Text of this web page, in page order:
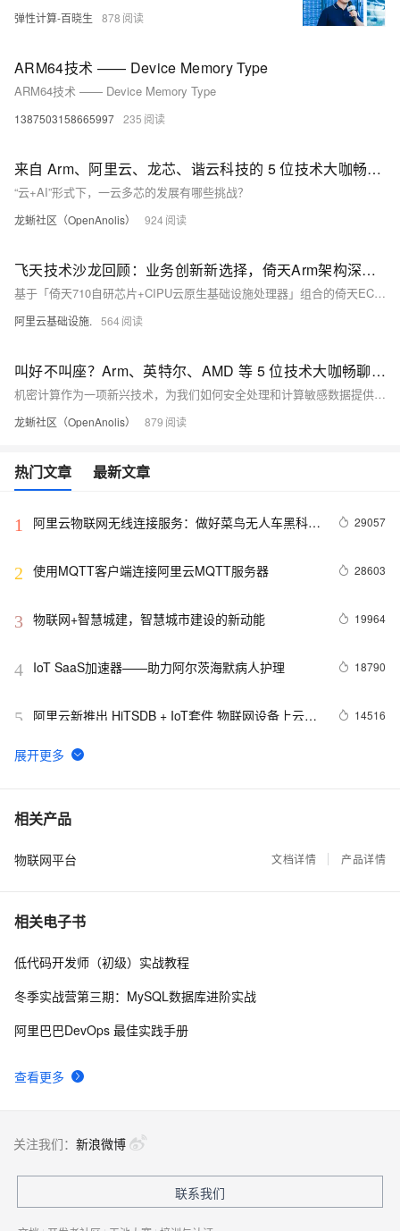
弹性计算-百晓生 878
ARM64技术 —— Device Memory Type
ARM64技术 —— Device Memory Type
1387503158665997 235
来自 Arm、阿里云、龙芯、谐云科技的 5 位技术大咖畅聊一云多芯
“云+AI”形式下，一云多芯的发展有哪些挑战？
龙蜥社区（OpenAnolis） 924
飞天技术沙龙回顾：业务创新新选择，倚天Arm架构深入探讨
基于「倚天710自研芯片+CIPU云原生基础设施处理器」组合的倚天ECS实例为解决算力挑战提供新思路。
阿里云基础设施. 564
叫好不叫座？Arm、英特尔、AMD 等 5 位技术大咖畅聊机密计算技术
机密计算作为一项新兴技术，为我们如何安全处理和计算敏感数据提供了新的视角和解决方案。
龙蜥社区（OpenAnolis） 879
热门文章 最新文章
1
阿里云物联网无线连接服务：做好菜鸟无人车黑科技
29057
2 使用MQTT客户端连接阿里云MQTT服务器 28603
3 物联网+智慧城建，智慧城市建设的新动能 19964
4 IoT SaaS加速器——助力阿尔茨海默病人护理 18790
5
阿里云新推出 HiTSDB + IoT套件 物联网设备上云步
14516
6 物联网平台实用技巧：调用API获取设备状态
7 吃『派』那些事儿——阿里云物联网平台树莓派实战
8 【直播回顾】小眯眼摄像头产品培训 - 物联网爆品推
12995
9
10uDevice Center - IoT在线开发板/设备平台
相关产品
物联网平台 文档详情 产品详情
相关电子书
查看更多
低代码开发师（初级）实战教程
冬季实战营第三期：MySQL数据库进阶实战
阿里巴巴DevOps 最佳实践手册
关注我们： 新浪微博
联系我们